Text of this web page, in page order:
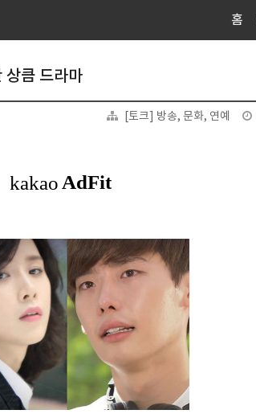
홈
상큼 드라마
[토크] 방송, 문화, 연예